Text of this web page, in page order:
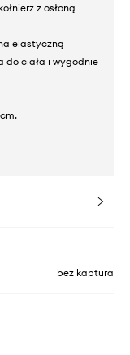
z osłoną
elastyczną
do ciała i wygodnie
bez kaptura